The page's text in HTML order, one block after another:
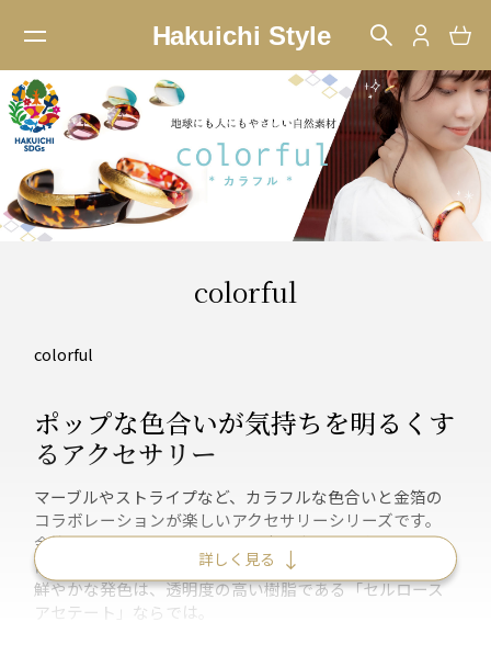
colorful
colorful
ポップな色合いが気持ちを明るくす
るアクセサリー
マーブルやストライプなど、カラフルな色合いと金箔の
コラボレーションが楽しいアクセサリーシリーズです。
金箔の煌めきが加わることで、少し大人のアクセサリー
に。
鮮やかな発色は、透明度の高い樹脂である「セルロース
アセテート」ならでは。
詳しく見る